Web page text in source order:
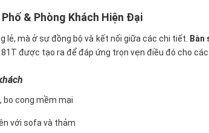
& Phòng Khách Hiện Đại
mà ở sự đồng bộ và kết nối giữa các chi tiết. Bàn
được tạo ra để đáp ứng trọn vẹn điều đó cho
bo cong mềm mại
với sofa và thảm